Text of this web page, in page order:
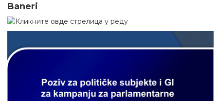
Baneri